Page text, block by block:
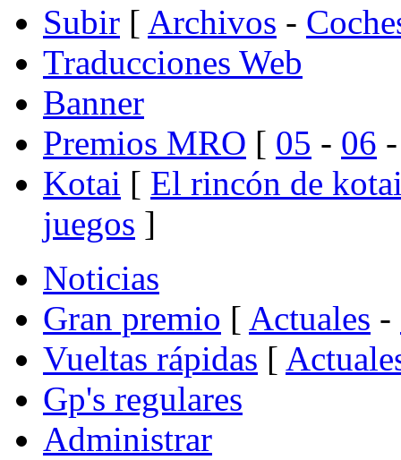
Subir [ Archivos -
Traducciones Web
Banner
Premios MRO [ 05 - 06
Kotai [ El rincón de
juegos ]
Noticias
Gran premio [ Actuales -
Vueltas rápidas [
Gp's regulares
Administrar